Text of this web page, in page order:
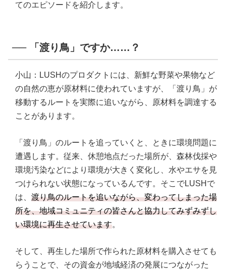
てのエピソードを紹介します。
── 「渡り鳥」ですか……？
小山：LUSHのプロダクトには、新鮮な野菜や果物など
の自然の恵が​​原材料に使われていますが、「渡り鳥」が
移動するルートを実際に追いながら、原材料を調達する
ことがあります。
「渡り鳥」のルートを追っていくと、ときに環境問題に
遭遇します。従来、休憩地点だった場所が、森林伐採や
環境汚染などにより環境が大きく変化し、水やエサを見
つけられない状態になっているんです。そこでLUSHで
は、 渡り鳥のルートを追いながら、変わってしまった場
所を、地域コミュニティの皆さんと協力してみずみずし
い環境に再生させています。
そして、再生した場所で作られた原材料を購入させても
らうことで、その資金が地域経済の発展につながった